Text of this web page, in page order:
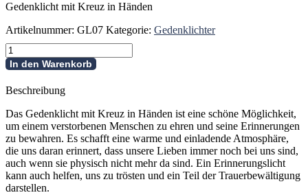
Gedenklicht mit Kreuz in Händen
Artikelnummer: GL07 Kategorie: Gedenklichter
Gedenklicht
mit
Kreuz
in
Händen
Menge
In den Warenkorb
Beschreibung
Das Gedenklicht mit Kreuz in Händen ist eine schöne Möglichkeit,
um einem verstorbenen Menschen zu ehren und seine Erinnerungen
zu bewahren. Es schafft eine warme und einladende Atmosphäre,
die uns daran erinnert, dass unsere Lieben immer noch bei uns sind,
auch wenn sie physisch nicht mehr da sind. Ein Erinnerungslicht
kann auch helfen, uns zu trösten und ein Teil der Trauerbewältigung
darstellen.